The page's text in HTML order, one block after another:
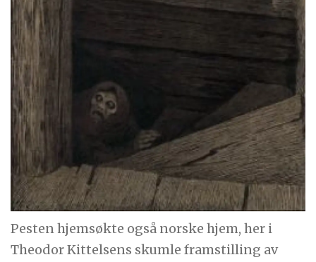
Pesten hjemsøkte også norske hjem, her i
Theodor Kittelsens skumle framstilling av